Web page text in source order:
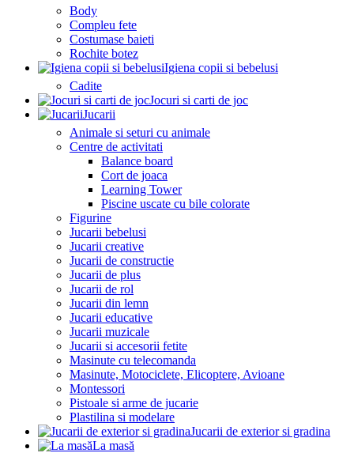
Body
Compleu fete
Costumase baieti
Rochite botez
Igiena copii si bebelusi
Cadite
Jocuri si carti de joc
Jucarii
Animale si seturi cu animale
Centre de activitati
Balance board
Cort de joaca
Learning Tower
Piscine uscate cu bile colorate
Figurine
Jucarii bebelusi
Jucarii creative
Jucarii de constructie
Jucarii de plus
Jucarii de rol
Jucarii din lemn
Jucarii educative
Jucarii muzicale
Jucarii si accesorii fetite
Masinute cu telecomanda
Masinute, Motociclete, Elicoptere, Avioane
Montessori
Pistoale si arme de jucarie
Plastilina si modelare
Jucarii de exterior si gradina
La masă